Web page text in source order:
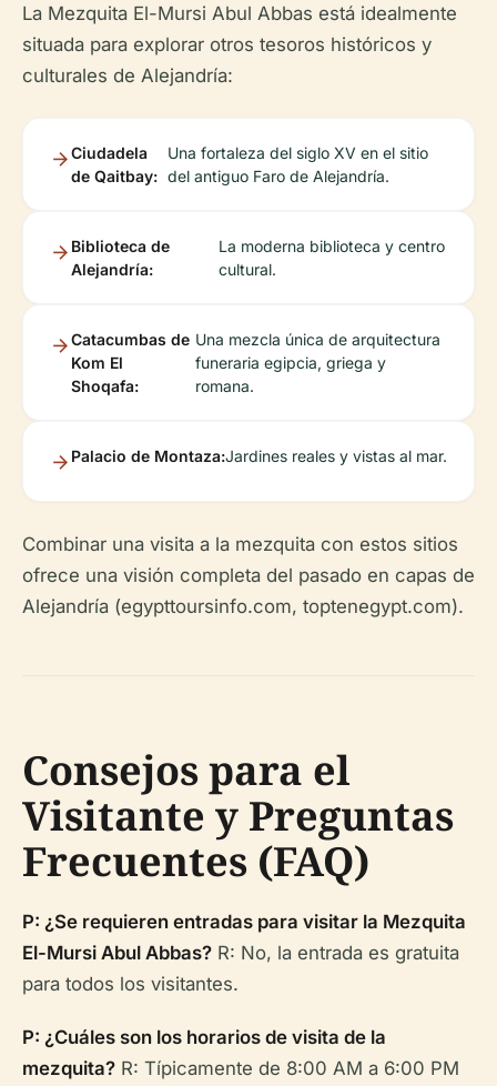
La Mezquita El-Mursi Abul Abbas está idealmente
situada para explorar otros tesoros históricos y
culturales de Alejandría:
Ciudadela
de Qaitbay:
Una fortaleza del siglo XV en el sitio
del antiguo Faro de Alejandría.
Biblioteca de
Alejandría:
La moderna biblioteca y centro
cultural.
Catacumbas de
Kom El
Shoqafa:
Una mezcla única de arquitectura
funeraria egipcia, griega y
romana.
Palacio de Montaza:Jardines reales y vistas al mar.
Combinar una visita a la mezquita con estos sitios
ofrece una visión completa del pasado en capas de
Alejandría (egypttoursinfo.com, toptenegypt.com).
Consejos para el
Visitante y Preguntas
Frecuentes (FAQ)
P: ¿Se requieren entradas para visitar la Mezquita
El-Mursi Abul Abbas? R: No, la entrada es gratuita
para todos los visitantes.
P: ¿Cuáles son los horarios de visita de la
mezquita? R: Típicamente de 8:00 AM a 6:00 PM